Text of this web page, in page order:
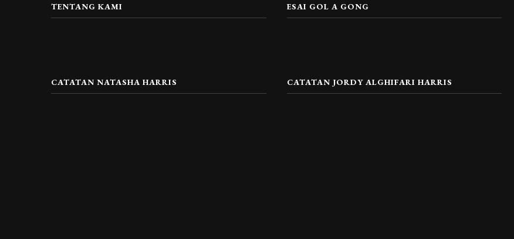
TENTANG KAMI
CATATAN NATASHA HARRIS
ESAI GOL A GONG
CATATAN JORDY ALGHIFARI HARRIS